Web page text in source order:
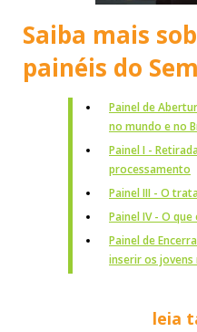
Saiba mais
painéis do
Painel de
no mundo e no
Painel I -
processamento
Painel III - O
Painel IV - O
Painel de
inserir os jovens
leia